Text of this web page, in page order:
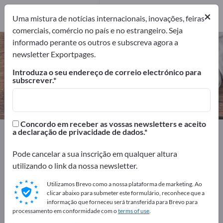
Malas – encontre fabricantes e
fornecedores
Exportadores Fabricantes
8
Fabricantes
Exportpages Equipamento doméstico
Anuncie gratuitamente na
Necessidades – Ofertas – Produtos usados – Contactos
comerciais >> comece aqui
×
Uma mistura de notícias internacionais, inovações, feiras
comerciais, comércio no país e no estrangeiro. Seja
informado perante os outros e subscreva agora a
newsletter Exportpages.
Introduza o seu endereço de correio electrónico para
subscrever.
Concordo em receber as vossas newsletters e aceito
a declaração de privacidade de dados.
Pode cancelar a sua inscrição em qualquer altura
utilizando o link da nossa newsletter.
Utilizamos Brevo como a nossa plataforma de marketing. Ao
clicar abaixo para submeter este formulário, reconhece que a
informação que forneceu será transferida para Brevo para
processamento em conformidade com oterms of use.